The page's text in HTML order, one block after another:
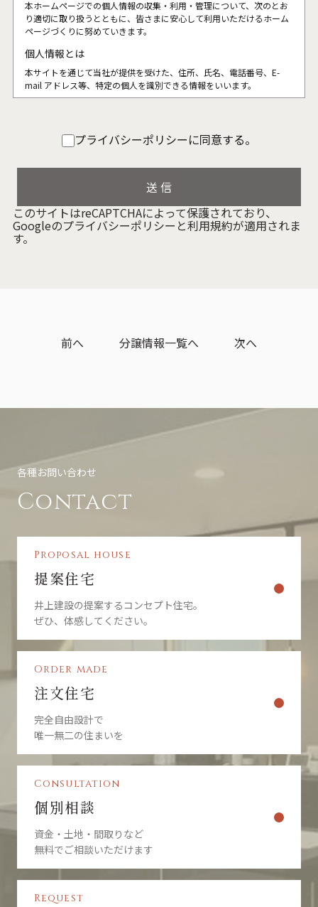
本ホームページでの個人情報の収集・利用・管理について、次のとお
り適切に取り扱うとともに、皆さまに安心して利用いただけるホーム
ページづくりに努めていきます。
個人情報とは
本サイトを通じて当社が提供を受けた、住所、氏名、電話番号、E-
mail アドレス等、特定の個人を識別できる情報をいいます。
る情報の提供を原則とします。
個人情報の利用制限について
提供いただいた個人情報は、あらかじめ明示した利用目的の範囲内で
利用いたします。
収集しました個人情報については、ホームページ管理者が厳重に管理
利用目的に関し保存の必要のなくなった個人情報については、確実
IPアドレス等の利用について
当社ウェブサイトへのアクセスの傾向を分析するため、また、当社ウ
ェブサイトで発生した問題を解決するために、アクセスのなされたIP
アドレス、ドメインを記録することがあります。しかし、そのような
データからは、お客様個人を特定することはできません。
バよりお客様のコンピュータにクッキー（cookie）と呼ばれる小規模
のデータを送付し、ハードディスクに記憶することがあります。ブラ
ウザの設定でクッキーの受け取りを拒否することができますが、それ
によりウェブサイトのご利用が正常にできない場合がありますのでご
注意下さい。
Google を含む第三者配信事業者は Cookieを使用して、当ウェブサイ
サイトに当社の広告を配信することがあります。Google広告または、
Googleを含む第三者配信事業者による Cookieの使用を無効にできま
す。
当社ホームページの内容、テキスト、画像等の無断転載・無断使用を
固く禁じます。
当社のホームページ上の文書（商品画像情報等含む）に関する著作権
属します。本ホームページをご利用いただく際には、非営利目的およ
びお客様内部の使用に限り、これらの文書を複製することができま
す。
文書に当社の著作権の表示がされている場合は、当該著作権の表示を
付したまま複製していただくことが必要です。営利目的による複製、
免責事項
プライバシーポリシーに同意する。
このサイトはreCAPTCHAによって保護されており、
Googleのプライバシーポリシー と利用規約が適用されま
す。
前へ 分譲情報一覧へ 次へ
各種お問い合わせ
Contact
Proposal house
提案住宅
井上建設の提案するコンセプト住宅。
ぜひ、体感してください。
Order made
注文住宅
完全自由設計で
唯一無二の住まいを
Consultation
個別相談
資金・土地・間取りなど
無料でご相談いただけます
Request